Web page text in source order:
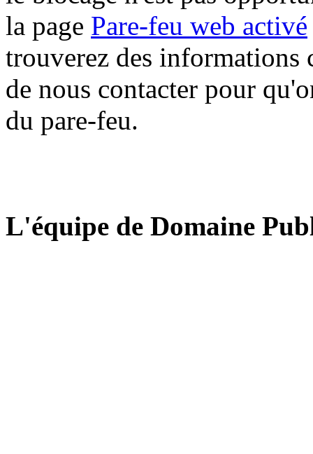
la page Pare-feu web activé
trouverez des informations
de nous contacter pour
du pare-feu.
L'équipe de Domaine